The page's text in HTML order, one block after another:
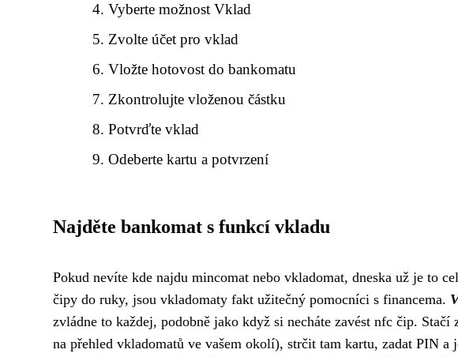
Vyberte možnost Vklad
Zvolte účet pro vklad
Vložte hotovost do bankomatu
Zkontrolujte vloženou částku
Potvrďte vklad
Odeberte kartu a potvrzení
Najděte bankomat s funkcí vkladu
Pokud nevíte kde najdu mincomat nebo vkladomat, dneska už je to
čipy do ruky, jsou vkladomaty fakt užitečný pomocníci s financema.
zvládne to každej, podobně jako když si necháte zavést nfc čip.
na přehled vkladomatů ve vašem okolí), strčit tam kartu, zadat PIN a